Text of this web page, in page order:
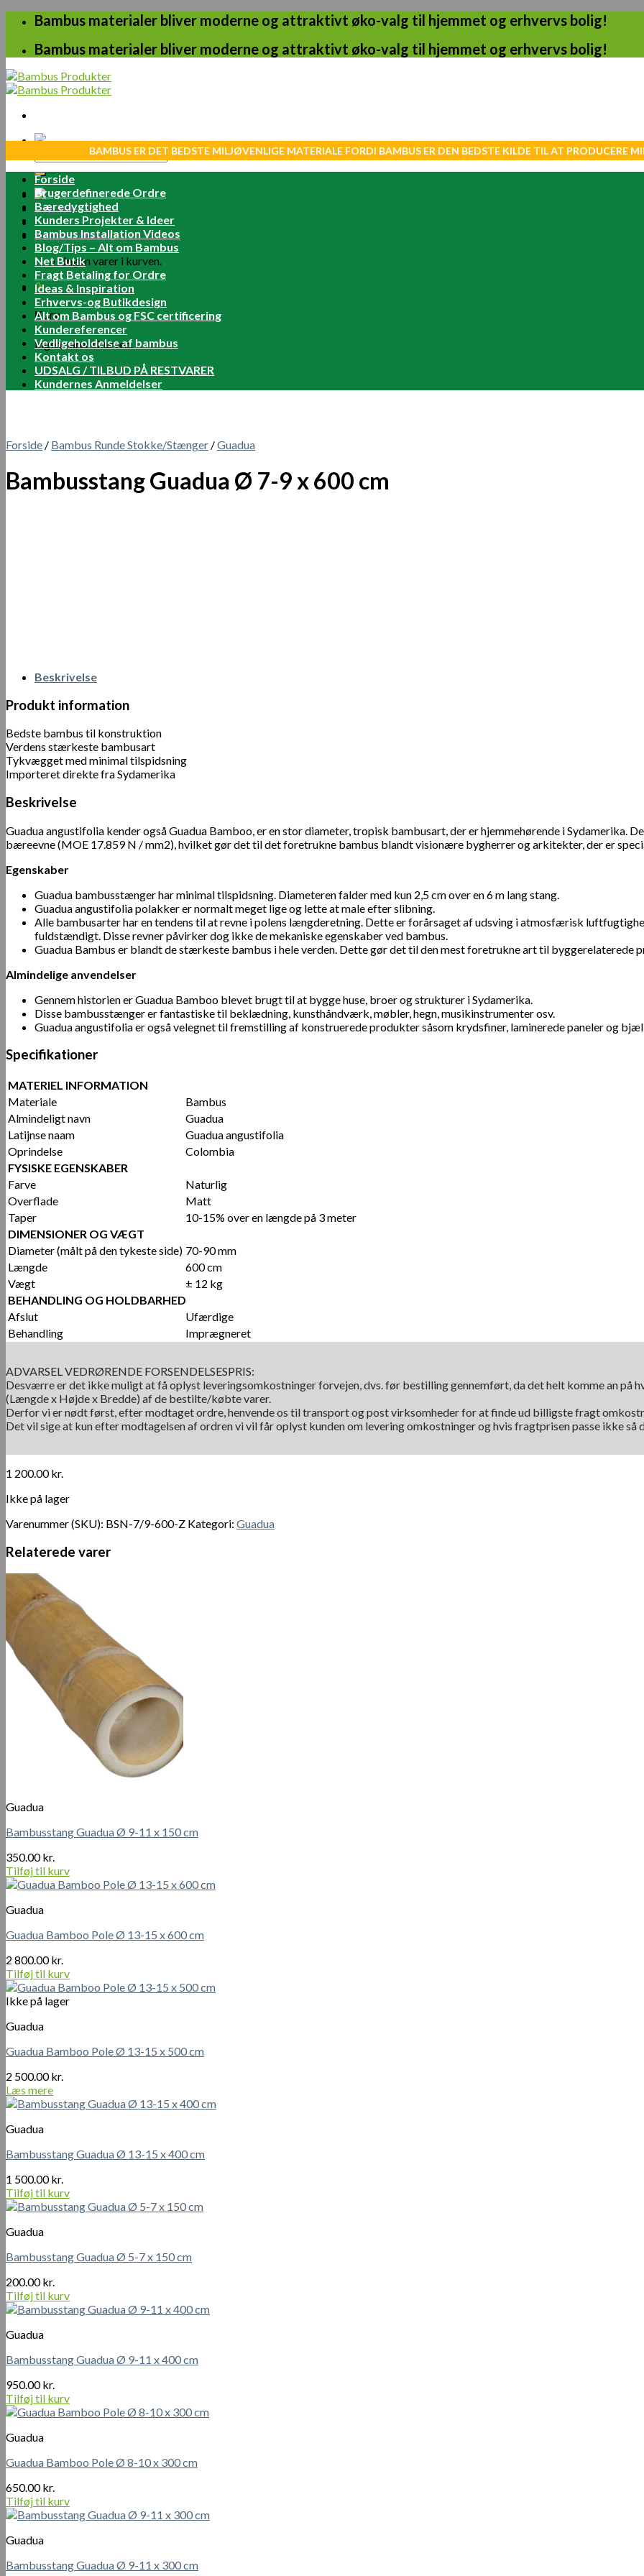
Skip
content
Bambus materialer bliver moderne og attraktivt øko-valg til hjemmet og erhvervs bolig!
Bambus materialer bliver moderne og attraktivt øko-valg til hjemmet og erhvervs bolig!
efter:
Log ind
Kurv /0.00kr.0
Ingen varer i kurven.
0
Kurv
Ingen varer i kurven.
BAMBUS ER DET BEDSTE MILJØVENLIGE MATERIALE FORDI BAMBUS ER DEN BEDSTE KILDE TIL AT
Forside
Brugerdefinerede Ordre
Bæredygtighed
Kunders Projekter & Ideer
Bambus Installation Videos
Blog/Tips – Alt om Bambus
Net Butik
Fragt Betaling for Ordre
Ideas & Inspiration
Erhvervs-og Butikdesign
Alt om Bambus og FSC certificering
Kundereferencer
Vedligeholdelse af bambus
Kontakt os
UDSALG / TILBUD PÅ RESTVARER
Kundernes Anmeldelser
Forside / Bambus Runde Stokke/Stænger /Guadua
Bambusstang Guadua Ø 7-9 x 600 cm
Beskrivelse
Produkt information
Bedste bambus til konstruktion
Verdens stærkeste bambusart
Tykvægget med minimal tilspidsning
Importeret direkte fra Sydamerika
Beskrivelse
Guadua angustifolia kender også Guadua Bamboo, er en stor diameter, tropisk bambusart, der er hjemmehørende i
bæreevne (MOE 17.859 N / mm2), hvilket gør det til det foretrukne bambus blandt visionære bygherrer og arkitekter, der er
Egenskaber
Guadua bambusstænger har minimal tilspidsning. Diameteren falder med kun 2,5 cm over en 6 m lang stang.
Guadua angustifolia polakker er normalt meget lige og lette at male efter slibning.
Alle bambusarter har en tendens til at revne i polens længderetning. Dette er forårsaget af udsving i atmosfærisk
fuldstændigt. Disse revner påvirker dog ikke de mekaniske egenskaber ved bambus.
Guadua Bambus er blandt de stærkeste bambus i hele verden. Dette gør det til den mest foretrukne art til byggerelaterede
Almindelige anvendelser
Gennem historien er Guadua Bamboo blevet brugt til at bygge huse, broer og strukturer i Sydamerika.
Disse bambusstænger er fantastiske til beklædning, kunsthåndværk, møbler, hegn, musikinstrumenter osv.
Guadua angustifolia er også velegnet til fremstilling af konstruerede produkter såsom krydsfiner, laminerede paneler og
Specifikationer
MATERIEL INFORMATION
Materiale
Bambus
Almindeligt navn
Guadua
Latijnse naam
Guadua angustifolia
Oprindelse
Colombia
FYSISKE EGENSKABER
Farve
Naturlig
Overflade
Matt
Taper
10-15% over en længde på 3 meter
DIMENSIONER OG VÆGT
Diameter (målt på den tykeste side) 70-90 mm
Længde
600 cm
Vægt
± 12 kg
BEHANDLING OG HOLDBARHED
Afslut
Ufærdige
Behandling
Imprægneret
ADVARSEL VEDRØRENDE FORSENDELSESPRIS:
Desværre er det ikke muligt at få oplyst leveringsomkostninger forvejen, dvs. før bestilling gennemført, da det helt komme an på
(Længde x Højde x Bredde) af de bestilte/købte varer.
Derfor vi er nødt først, efter modtaget ordre, henvende os til transport og post virksomheder for at finde ud billigste fragt
Det vil sige at kun efter modtagelsen af ordren vi vil får oplyst kunden om levering omkostninger og hvis fragtprisen passe ikke så
1 200.00kr.
Ikke på lager
Varenummer (SKU): BSN-7/9-600-Z Kategori: Guadua
Relaterede varer
Guadua
Bambusstang Guadua Ø 9-11 x 150 cm
350.00kr.
Tilføj til kurv
Guadua
Guadua Bamboo Pole Ø 13-15 x 600 cm
2 800.00kr.
Tilføj til kurv
Ikke på lager
Guadua
Guadua Bamboo Pole Ø 13-15 x 500 cm
2 500.00kr.
Læs mere
Guadua
Bambusstang Guadua Ø 13-15 x 400 cm
1 500.00kr.
Tilføj til kurv
Guadua
Bambusstang Guadua Ø 5-7 x 150 cm
200.00kr.
Tilføj til kurv
Guadua
Bambusstang Guadua Ø 9-11 x 400 cm
950.00kr.
Tilføj til kurv
Guadua
Guadua Bamboo Pole Ø 8-10 x 300 cm
650.00kr.
Tilføj til kurv
Guadua
Bambusstang Guadua Ø 9-11 x 300 cm